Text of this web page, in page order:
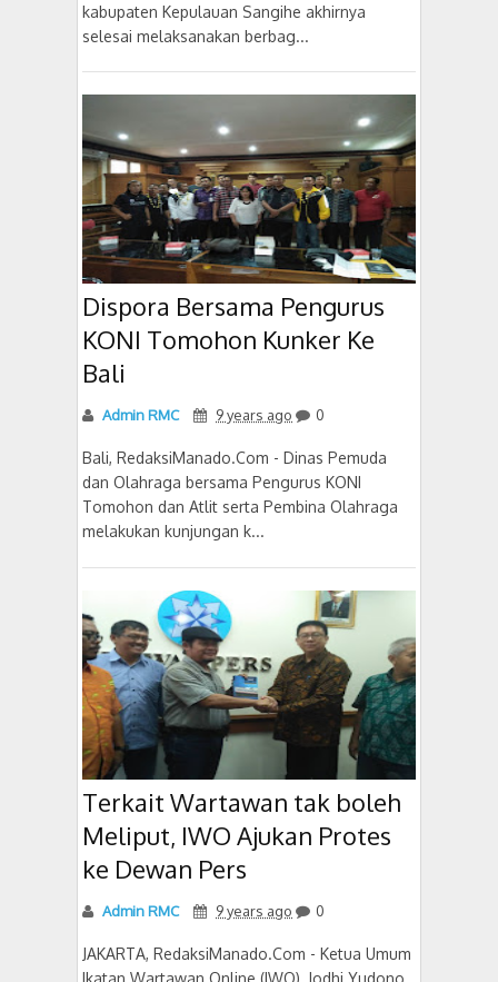
kabupaten Kepulauan Sangihe akhirnya
selesai melaksanakan berbag...
Dispora Bersama Pengurus
KONI Tomohon Kunker Ke
Bali
Admin RMC 9 years ago 0
Bali, RedaksiManado.Com - Dinas Pemuda
dan Olahraga bersama Pengurus KONI
Tomohon dan Atlit serta Pembina Olahraga
melakukan kunjungan k...
Terkait Wartawan tak boleh
Meliput, IWO Ajukan Protes
ke Dewan Pers
Admin RMC 9 years ago 0
JAKARTA, RedaksiManado.Com - Ketua Umum
Ikatan Wartawan Online (IWO), Jodhi Yudono